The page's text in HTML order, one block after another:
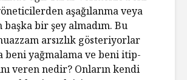
aşağılanma veya
bir şey almadım. Bu
arsızlık gösteriyorlar
beni yağmalama ve beni itip-
veren nedir? Onların kendi